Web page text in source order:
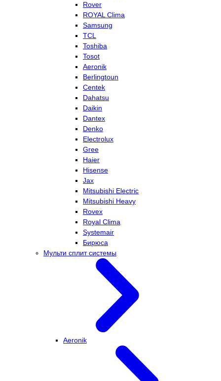
Rover
ROYAL Clima
Samsung
TCL
Toshiba
Tosot
Aeronik
Berlingtoun
Centek
Dahatsu
Daikin
Dantex
Denko
Electrolux
Gree
Haier
Hisense
Jax
Mitsubishi Electric
Mitsubishi Heavy
Rovex
Royal Clima
Systemair
Бирюса
Мульти сплит системы
Aeronik